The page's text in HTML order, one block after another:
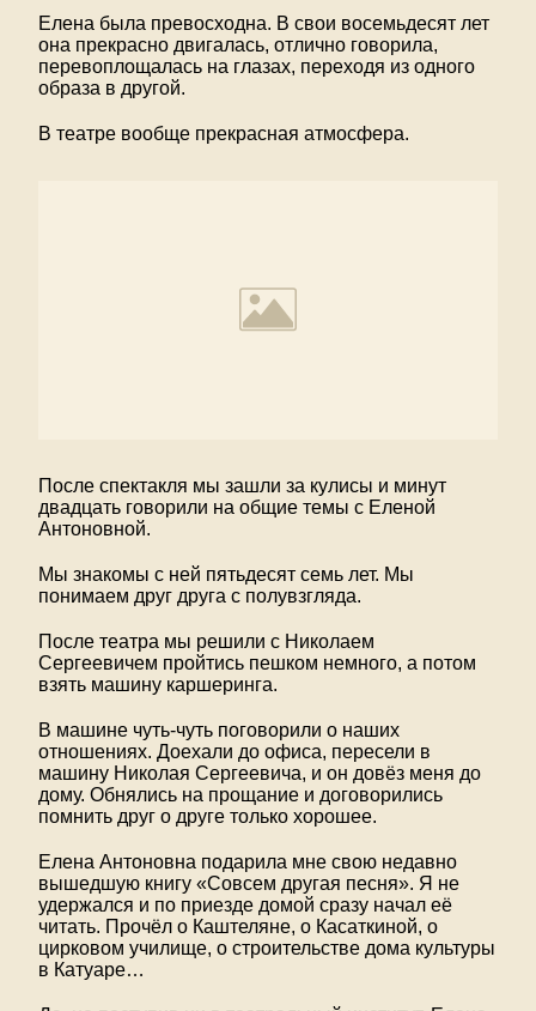
Елена была превосходна. В свои восемьдесят лет
она прекрасно двигалась, отлично говорила,
перевоплощалась на глазах, переходя из одного
образа в другой.
В театре вообще прекрасная атмосфера.
После спектакля мы зашли за кулисы и минут
двадцать говорили на общие темы с Еленой
Антоновной.
Мы знакомы с ней пятьдесят семь лет. Мы
понимаем друг друга с полувзгляда.
После театра мы решили с Николаем
Сергеевичем пройтись пешком немного, а потом
взять машину каршеринга.
В машине чуть-чуть поговорили о наших
отношениях. Доехали до офиса, пересели в
машину Николая Сергеевича, и он довёз меня до
дому. Обнялись на прощание и договорились
помнить друг о друге только хорошее.
Елена Антоновна подарила мне свою недавно
вышедшую книгу «Совсем другая песня». Я не
удержался и по приезде домой сразу начал её
читать. Прочёл о Каштеляне, о Касаткиной, о
цирковом училище, о строительстве дома культуры
в Катуаре…